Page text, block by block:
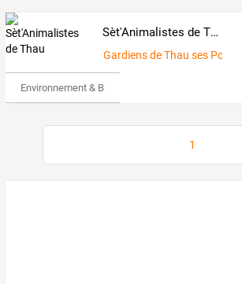
Sèt'Animalistes de Thau
Gardiens de Thau ses Ports
Environnement & Bio
1